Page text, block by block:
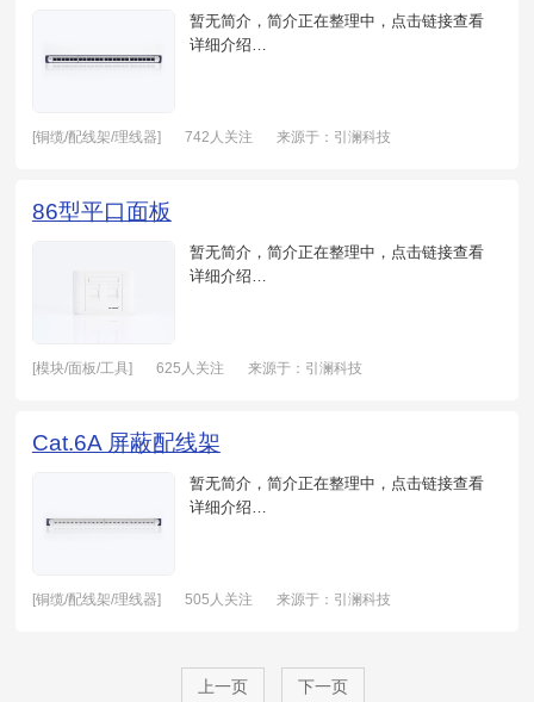
暂无简介，简介正在整理中，点击链接查看
详细介绍…
[铜缆/配线架/理线器] 742人关注
来源于：引澜科技
86型平口面板
暂无简介，简介正在整理中，点击链接查看
详细介绍…
[模块/面板/工具] 625人关注
来源于：引澜科技
Cat.6A 屏蔽配线架
暂无简介，简介正在整理中，点击链接查看
详细介绍…
[铜缆/配线架/理线器] 505人关注
来源于：引澜科技
上一页 下一页